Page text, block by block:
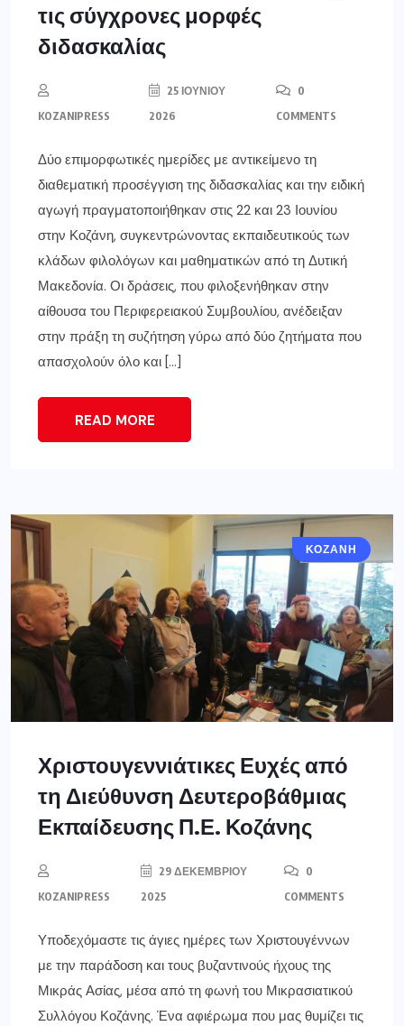
τις σύγχρονες μορφές
διδασκαλίας
KOZANIPRESS
25 ΙΟΥΝΊΟΥ
2026
0
COMMENTS
Δύο επιμορφωτικές ημερίδες με αντικείμενο τη
διαθεματική προσέγγιση της διδασκαλίας και την ειδική
αγωγή πραγματοποιήθηκαν στις 22 και 23 Ιουνίου
στην Κοζάνη, συγκεντρώνοντας εκπαιδευτικούς των
κλάδων φιλολόγων και μαθηματικών από τη Δυτική
Μακεδονία. Οι δράσεις, που φιλοξενήθηκαν στην
αίθουσα του Περιφερειακού Συμβουλίου, ανέδειξαν
στην πράξη τη συζήτηση γύρω από δύο ζητήματα που
απασχολούν όλο και […]
READ MORE
ΚΟΖΆΝΗ
Χριστουγεννιάτικες Ευχές από
τη Διεύθυνση Δευτεροβάθμιας
Εκπαίδευσης Π.Ε. Κοζάνης
KOZANIPRESS
29 ΔΕΚΕΜΒΡΊΟΥ
2025
0
COMMENTS
Υποδεχόμαστε τις άγιες ημέρες των Χριστουγέννων
με την παράδοση και τους βυζαντινούς ήχους της
Μικράς Ασίας, μέσα από τη φωνή του Μικρασιατικού
Συλλόγου Κοζάνης. Ένα αφιέρωμα που μας θυμίζει τις